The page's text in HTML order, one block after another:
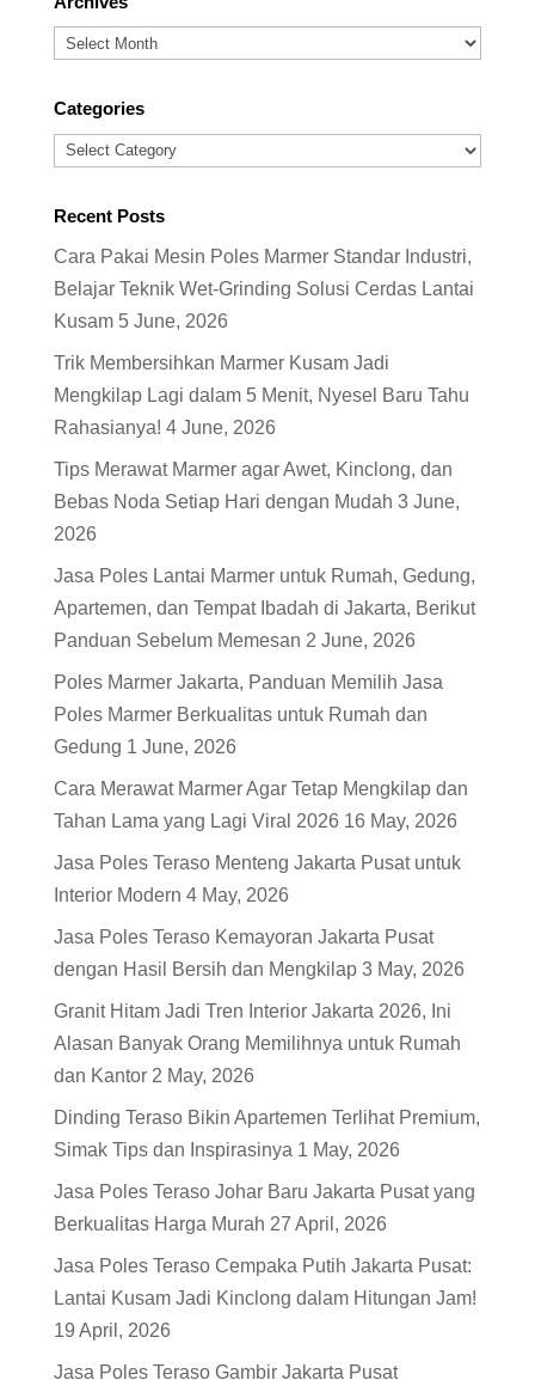
Archives
Categories
Categories
Recent Posts
Cara Pakai Mesin Poles Marmer Standar Industri,
Belajar Teknik Wet-Grinding Solusi Cerdas Lantai
Kusam 5 June, 2026
Trik Membersihkan Marmer Kusam Jadi
Mengkilap Lagi dalam 5 Menit, Nyesel Baru Tahu
Rahasianya! 4 June, 2026
Tips Merawat Marmer agar Awet, Kinclong, dan
Bebas Noda Setiap Hari dengan Mudah 3 June,
2026
Jasa Poles Lantai Marmer untuk Rumah, Gedung,
Apartemen, dan Tempat Ibadah di Jakarta, Berikut
Panduan Sebelum Memesan 2 June, 2026
Poles Marmer Jakarta, Panduan Memilih Jasa
Poles Marmer Berkualitas untuk Rumah dan
Gedung 1 June, 2026
Cara Merawat Marmer Agar Tetap Mengkilap dan
Tahan Lama yang Lagi Viral 2026 16 May, 2026
Jasa Poles Teraso Menteng Jakarta Pusat untuk
Interior Modern 4 May, 2026
Jasa Poles Teraso Kemayoran Jakarta Pusat
dengan Hasil Bersih dan Mengkilap 3 May, 2026
Granit Hitam Jadi Tren Interior Jakarta 2026, Ini
Alasan Banyak Orang Memilihnya untuk Rumah
dan Kantor 2 May, 2026
Dinding Teraso Bikin Apartemen Terlihat Premium,
Simak Tips dan Inspirasinya 1 May, 2026
Jasa Poles Teraso Johar Baru Jakarta Pusat yang
Berkualitas Harga Murah 27 April, 2026
Jasa Poles Teraso Cempaka Putih Jakarta Pusat:
Lantai Kusam Jadi Kinclong dalam Hitungan Jam!
19 April, 2026
Jasa Poles Teraso Gambir Jakarta Pusat